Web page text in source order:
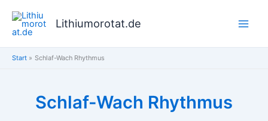
Inhalt
springen
Lithiumorotat.de
Start Schlaf-Wach Rhythmus
Schlaf-Wach Rhythmus